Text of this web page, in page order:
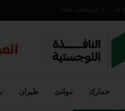
6 أغسطس 2026
جمارك موانئ طيران